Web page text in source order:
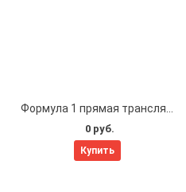
0 руб.
Купить